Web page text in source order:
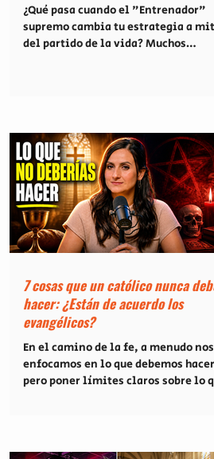
¿Qué pasa cuando el "Entrenador"
supremo cambia tu estrategia a
del partido de la vida? Muchos
En este episodio de Christian
Latino, platicamos con el Padre
Jasso, un sacerdote de la
de Monterrey cuya trayectoria
todos los esquemas: pasó de ser ex
7 cosas que un católico nunca
hacer: ¿Están de acuerdo los
evangélicos?
En el camino de la fe, a menudo nos
enfocamos en lo que debemos
pero poner límites claros sobre lo
Latino, decidimos sentarnos a